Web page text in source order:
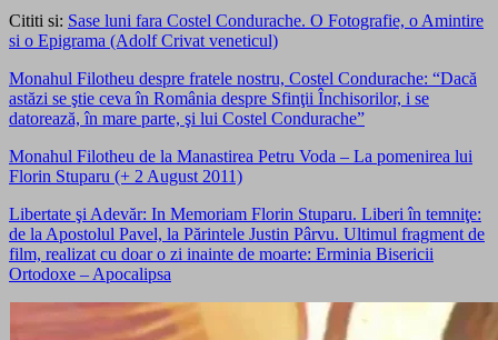
Cititi si: Sase luni fara Costel Condurache. O Fotografie, o Amintire
si o Epigrama (Adolf Crivat veneticul)
Monahul Filotheu despre fratele nostru, Costel Condurache: “Dacă
astăzi se ştie ceva în România despre Sfinţii Închisorilor, i se
datorează, în mare parte, şi lui Costel Condurache”
Monahul Filotheu de la Manastirea Petru Voda – La pomenirea lui
Florin Stuparu (+ 2 August 2011)
Libertate şi Adevăr: In Memoriam Florin Stuparu. Liberi în temniţe:
de la Apostolul Pavel, la Părintele Justin Pârvu. Ultimul fragment de
film, realizat cu doar o zi inainte de moarte: Erminia Bisericii
Ortodoxe – Apocalipsa